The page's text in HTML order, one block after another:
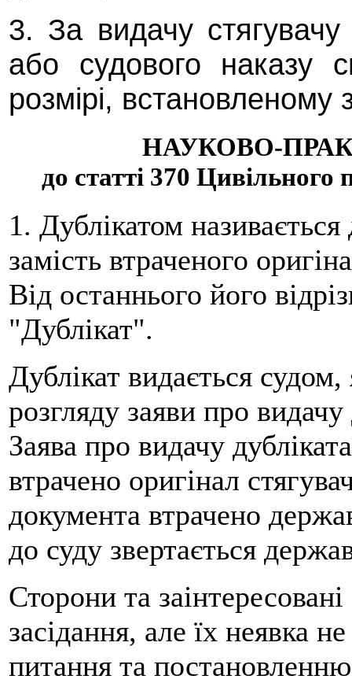
3. За видачу стягувачу
або судового наказу
розмірі, встановленому
НАУКОВО-
до статті 370 Цивільного
1. Дублікатом
замість втраченого
Від останнього його
"Дублікат".
Дублікат видається
розгляду заяви про видачу
Заява про видачу
втрачено оригінал
документа втрачено
до суду звертається
Сторони та
засідання, але їх неявка
питання та